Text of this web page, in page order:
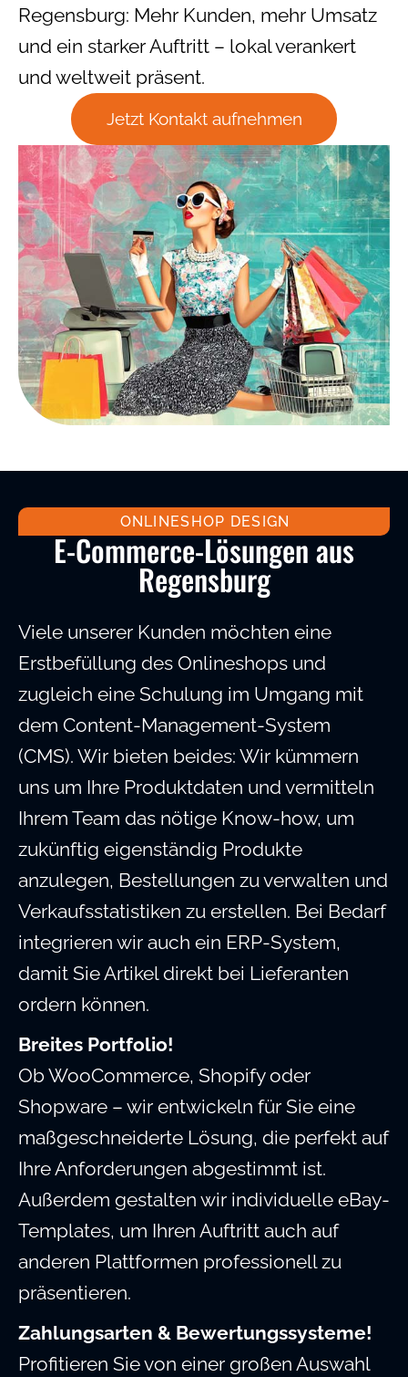
Regensburg: Mehr Kunden, mehr Umsatz
und ein starker Auftritt – lokal verankert
und weltweit präsent.
Jetzt Kontakt aufnehmen
ONLINESHOP DESIGN
E-Commerce-Lösungen aus
Regensburg
Viele unserer Kunden möchten eine
Erstbefüllung des Onlineshops und
zugleich eine Schulung im Umgang mit
dem Content-Management-System
(CMS). Wir bieten beides: Wir kümmern
uns um Ihre Produktdaten und vermitteln
Ihrem Team das nötige Know-how, um
zukünftig eigenständig Produkte
anzulegen, Bestellungen zu verwalten und
Verkaufsstatistiken zu erstellen. Bei Bedarf
integrieren wir auch ein ERP-System,
damit Sie Artikel direkt bei Lieferanten
ordern können.
Breites Portfolio!
Ob WooCommerce, Shopify oder
Shopware – wir entwickeln für Sie eine
maßgeschneiderte Lösung, die perfekt auf
Ihre Anforderungen abgestimmt ist.
Außerdem gestalten wir individuelle eBay-
Templates, um Ihren Auftritt auch auf
anderen Plattformen professionell zu
präsentieren.
Zahlungsarten & Bewertungssysteme!
Profitieren Sie von einer großen Auswahl